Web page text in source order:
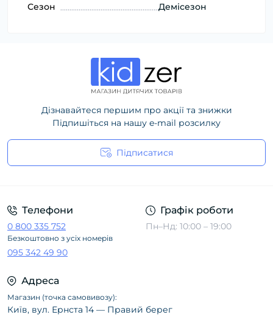
Сезон Демісезон
Дізнавайтеся першим про акції та знижки
Підпишіться на нашу e-mail розсилку
Підписатися
Телефони
0 800 335 752
Безкоштовно з усіх номерів
095 342 49 90
Графік роботи
Пн–Нд: 10:00 – 19:00
Адреса
Магазин (точка самовивозу):
Київ, вул. Ернста 14 — Правий берег